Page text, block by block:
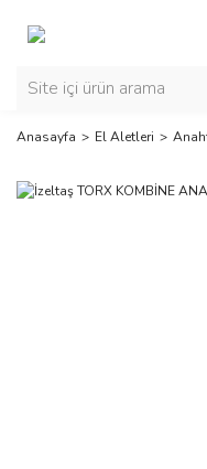
Anasayfa El Aletleri